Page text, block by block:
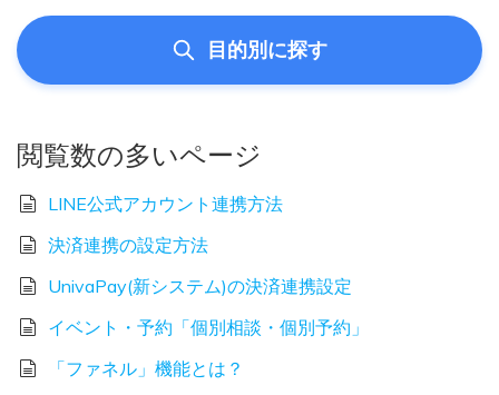
目的別に探す
閲覧数の多いページ
LINE公式アカウント連携方法
決済連携の設定方法
UnivaPay(新システム)の決済連携設定
イベント・予約「個別相談・個別予約」
「ファネル」機能とは？